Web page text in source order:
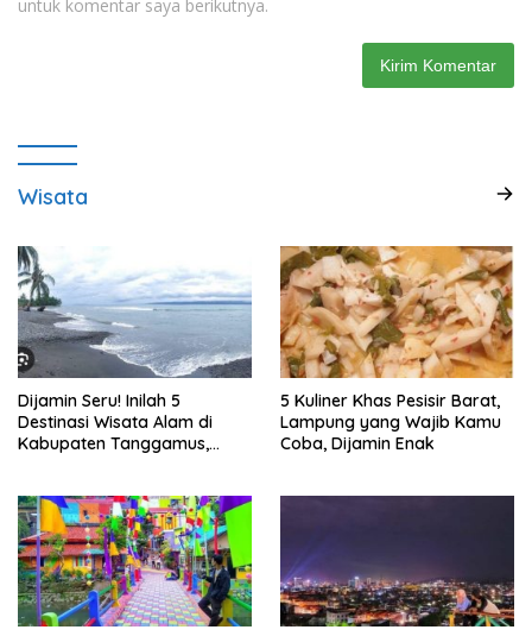
untuk komentar saya berikutnya.
Wisata
Dijamin Seru! Inilah 5
Destinasi Wisata Alam di
Kabupaten Tanggamus,
5 Kuliner Khas Pesisir Barat,
Lampung yang Wajib Kamu
Coba, Dijamin Enak